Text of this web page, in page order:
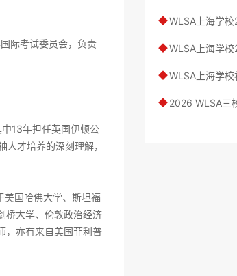
际考试委员会，负责
13年担任英国伊顿公
才培养的深刻理解，
美国哈佛大学、斯坦福
桥大学、伦敦政治经济
，亦有来自美国菲利普
◆
◆
◆
◆